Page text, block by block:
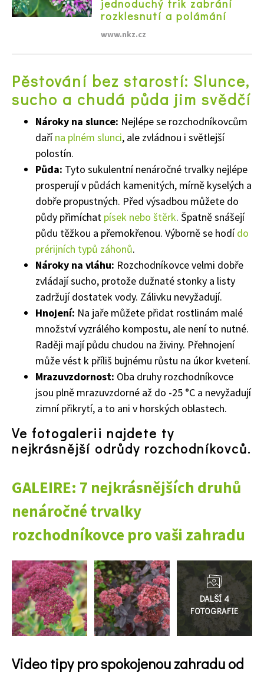
Naše krásná zahrada
65 Kč
Objednat >
Naše krásná zahrada Speciál
jednoduchý trik zabrání
rozklesnutí a polámání
www.nkz.cz
Pěstování bez starostí: Slunce,
sucho a chudá půda jim svědčí
Nároky na slunce: Nejlépe se rozchodníkovcům
dařína plném slunci, ale zvládnou i světlejší
polostín.
Půda: Tyto sukulentní nenáročné trvalky nejlépe
prosperují v půdách kamenitých, mírně kyselých a
dobře propustných. Před výsadbou můžete do
půdy přimíchat písek nebo štěrk. Špatně snášejí
půdu těžkou a přemokřenou. Výborně se hodído
prérijních typů záhonů.
Nároky na vláhu: Rozchodníkovce velmi dobře
zvládají sucho, protože dužnaté stonky a listy
zadržují dostatek vody. Zálivku nevyžadují.
Hnojení: Na jaře můžete přidat rostlinám malé
množství vyzrálého kompostu, ale není to nutné.
Raději mají půdu chudou na živiny. Přehnojení
může vést k příliš bujnému růstu na úkor kvetení.
Mrazuvzdornost: Oba druhy rozchodníkovce
jsou plně mrazuvzdorné až do -25 °C a nevyžadují
zimní přikrytí, a to ani v horských oblastech.
Ve fotogalerii najdete ty
nejkrásnější odrůdy rozchodníkovců.
GALEIRE: 7 nejkrásnějších druhů
nenáročné trvalky
rozchodníkovce pro vaši zahradu
Přejít
do
galerie
Video tipy pro spokojenou zahradu od